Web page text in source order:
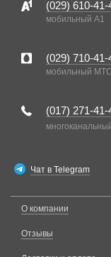
(029) 610-41-
мобильный A1
(029) 710-41-
мобильный MTC
(017) 271-41-
Чат в Telegram
О компании
Отзывы